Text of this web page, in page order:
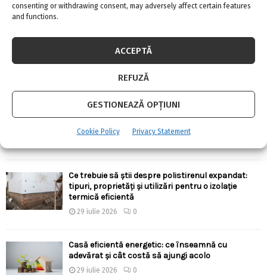
consenting or withdrawing consent, may adversely affect certain features
and functions.
ACCEPTĂ
REFUZĂ
GESTIONEAZĂ OPȚIUNI
Cookie Policy Privacy Statement
4 august 2026 0
Există aparate anti-gândaci și ieftine, și bune?!
Ergonomia în bucătărie: cum alegi înălțimile,
adâncimile și distanțele corecte pentru confort
zilnic
Ce trebuie să știi despre polistirenul expandat:
tipuri, proprietăți și utilizări pentru o izolație
termică eficientă
29 iulie 2026 0
Casă eficientă energetic: ce înseamnă cu
adevărat și cât costă să ajungi acolo
29 iulie 2026 0